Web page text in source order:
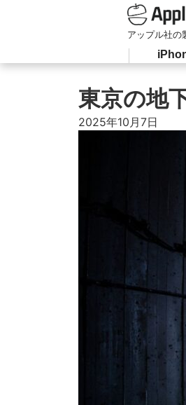
アップル社の
東京の地
2025年10月7日